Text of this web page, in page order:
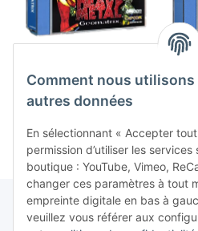
Comment nous utilisons
autres données
En sélectionnant « Accepter
permission d’utiliser les
boutique : YouTube, Vimeo,
changer ces paramètres à tout
empreinte digitale en bas à
veuillez vous référer aux
Heavy Metal
(complet) (très bon
état) - Sega Dreamcast
179,99 €*